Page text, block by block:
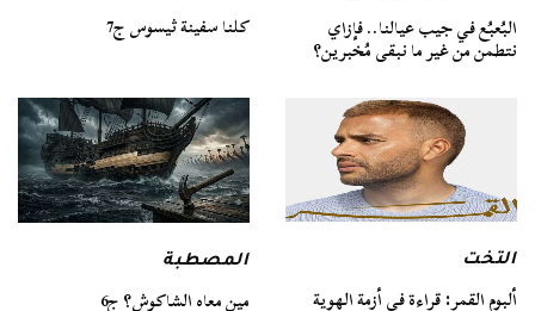
البُعبُع في جيب عيالنا.. فإزاي
نتطمن من غير ما نبقى مُخبرين؟
كلنا سفينة ثيسوس ج7
التخت
ألبوم القمر: قراءة في أزمة الهوية
المصطبة
مين معاه الشاكوش؟ ج6